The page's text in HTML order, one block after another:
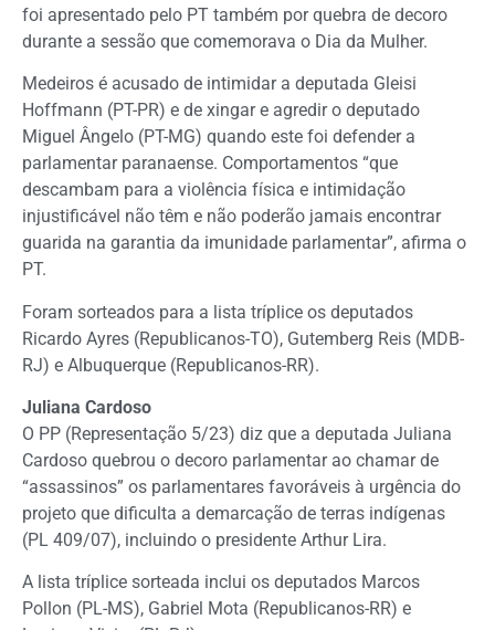
foi apresentado pelo PT também por quebra de decoro
durante a sessão que comemorava o Dia da Mulher.
Medeiros é acusado de intimidar a deputada Gleisi
Hoffmann (PT-PR) e de xingar e agredir o deputado
Miguel Ângelo (PT-MG) quando este foi defender a
parlamentar paranaense. Comportamentos “que
descambam para a violência física e intimidação
injustificável não têm e não poderão jamais encontrar
guarida na garantia da imunidade parlamentar”, afirma o
PT.
Foram sorteados para a lista tríplice os deputados
Ricardo Ayres (Republicanos-TO), Gutemberg Reis (MDB-
RJ) e Albuquerque (Republicanos-RR).
Juliana Cardoso
O PP (Representação 5/23) diz que a deputada Juliana
Cardoso quebrou o decoro parlamentar ao chamar de
“assassinos” os parlamentares favoráveis à urgência do
projeto que dificulta a demarcação de terras indígenas
(PL 409/07), incluindo o presidente Arthur Lira.
A lista tríplice sorteada inclui os deputados Marcos
Pollon (PL-MS), Gabriel Mota (Republicanos-RR) e